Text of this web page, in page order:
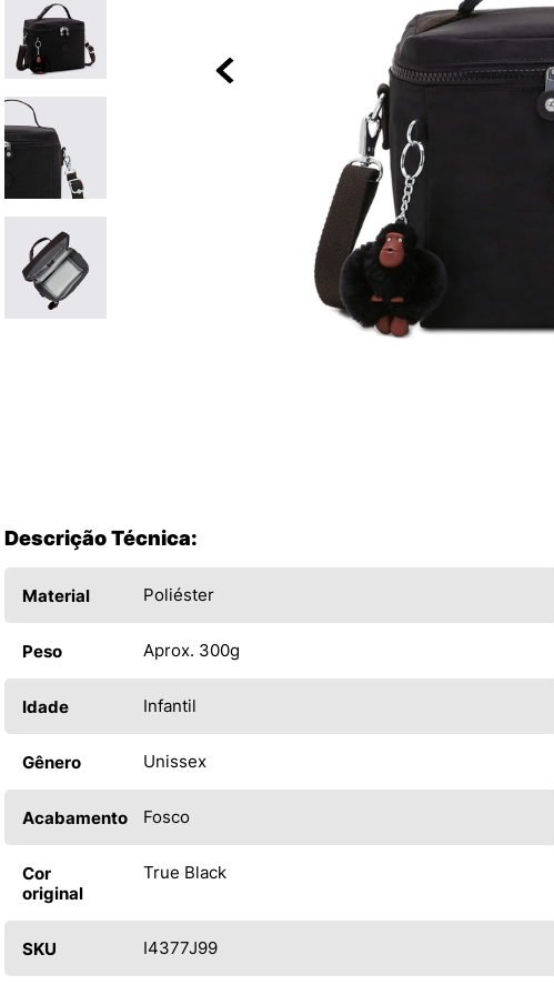
Descrição Técnica:
Material Poliéster
Peso Aprox. 300g
Idade Infantil
Gênero Unissex
Acabamento Fosco
Cor
original
True Black
SKU I4377J99